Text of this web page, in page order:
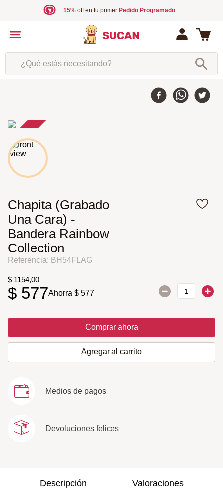
15%off en tu primer Pedido Programado
¿Qué estás necesitando?
-50 %
Chapita (Grabado
Una Cara) -
Bandera Rainbow
Collection
Referencia: BH54FLAG
$ 1154,00
$ 577Ahorra$ 577
Comprar ahora
Agregar al carrito
Medios de pagos
Devoluciones felices
Descripción Valoraciones